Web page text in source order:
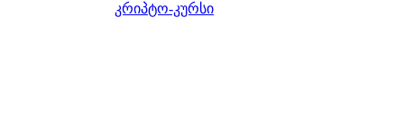
კრიპტო-კურსი